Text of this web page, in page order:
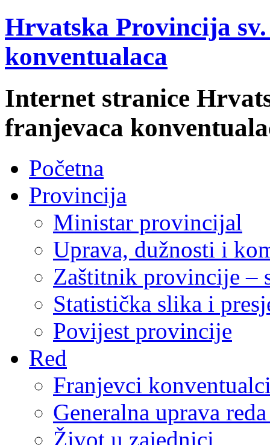
Hrvatska Provincija
konventualaca
Internet stranice
franjevaca
Početna
Provincija
Ministar provincijal
Uprava, dužnosti i
Zaštitnik provincije –
Statistička slika i
Povijest provincije
Red
Franjevci
Generalna uprava
Život u zajednici